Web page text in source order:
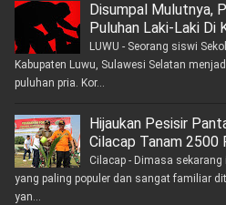
Disumpal Mulutnya,
Puluhan Laki-Laki Di
LUWU - Seorang siswi
Kabupaten Luwu, Sulawesi Selatan
puluhan pria. Kor...
Hijaukan Pesisir
Cilacap Tanam 2500
Cilacap - Dimasa
yang paling populer dan sangat familiar
yan...